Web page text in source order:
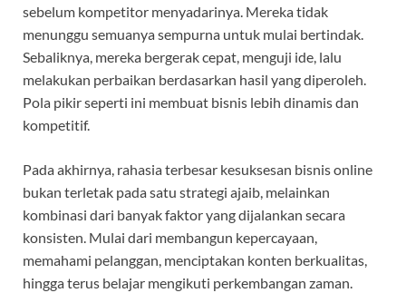
sebelum kompetitor menyadarinya. Mereka tidak
menunggu semuanya sempurna untuk mulai bertindak.
Sebaliknya, mereka bergerak cepat, menguji ide, lalu
melakukan perbaikan berdasarkan hasil yang diperoleh.
Pola pikir seperti ini membuat bisnis lebih dinamis dan
kompetitif.
Pada akhirnya, rahasia terbesar kesuksesan bisnis online
bukan terletak pada satu strategi ajaib, melainkan
kombinasi dari banyak faktor yang dijalankan secara
konsisten. Mulai dari membangun kepercayaan,
memahami pelanggan, menciptakan konten berkualitas,
hingga terus belajar mengikuti perkembangan zaman.